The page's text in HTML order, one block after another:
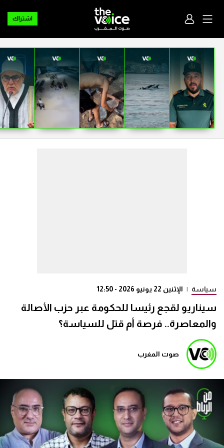
اشتراك
سياسة | الإثنين 22 يونيو 2026 - 12:50
سيناريو لقجع رئيسا للحكومة عبر حزب الأصالة
والمعاصرة.. فرصة أم قتل للسياسة؟
صوت المغرب